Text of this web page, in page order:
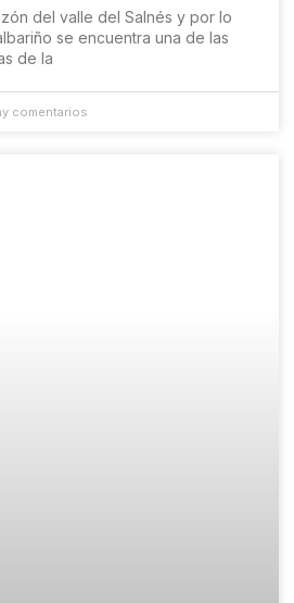
del valle del Salnés y por lo
se encuentra una de las
de la
comentarios